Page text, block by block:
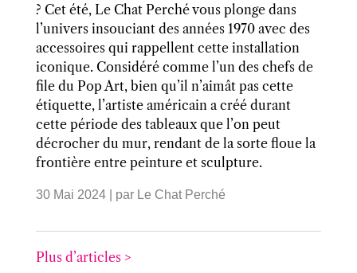
? Cet été, Le Chat Perché vous plonge dans
l’univers insouciant des années 1970 avec des
accessoires qui rappellent cette installation
iconique. Considéré comme l’un des chefs de
file du Pop Art, bien qu’il n’aimât pas cette
étiquette, l’artiste américain a créé durant
cette période des tableaux que l’on peut
décrocher du mur, rendant de la sorte floue la
frontière entre peinture et sculpture.
30 Mai 2024| par Le Chat Perché
Plus d’articles >